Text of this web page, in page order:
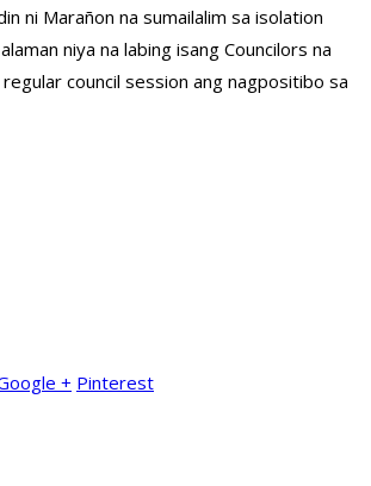
ni Marañon na sumailalim sa isolation
niya na labing isang Councilors na
council session ang nagpositibo sa
+ Pinterest